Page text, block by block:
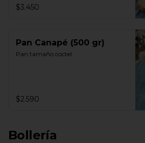
$3.450
Pan Canapé (500 gr)
Pan tamaño coctel
$2.590
Bollería